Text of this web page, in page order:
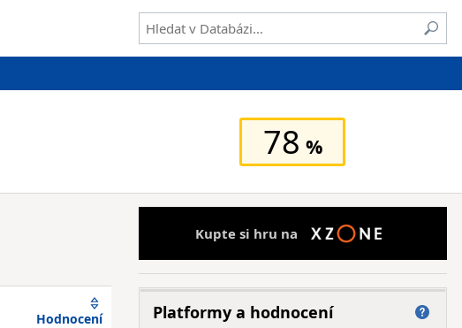
78
Hodnocení
Kupte si hru na
Platformy a hodnocení